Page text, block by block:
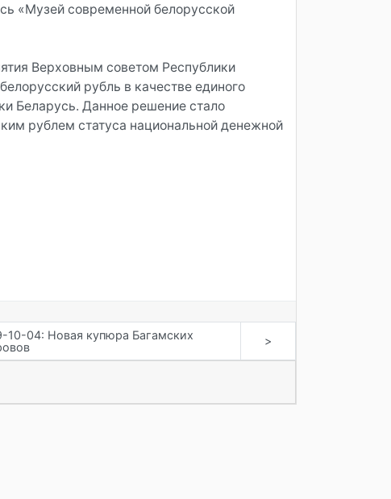
«Музей современной белорусской
Верховным советом Республики
рубль в качестве единого
Беларусь. Данное решение стало
рублем статуса национальной денежной
10-04: Новая купюра Багамских
>